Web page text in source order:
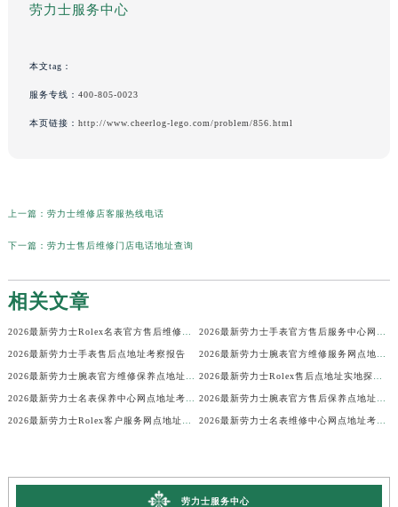
劳力士服务中心
本文tag：
服务专线： 400-805-0023
本页链接： http://www.cheerlog-lego.com/problem/856.html
上一篇： 劳力士维修店客服热线电话
下一篇： 劳力士售后维修门店电话地址查询
相关文章
2026最新劳力士手表售后点地址考察报告
劳力士服务中心